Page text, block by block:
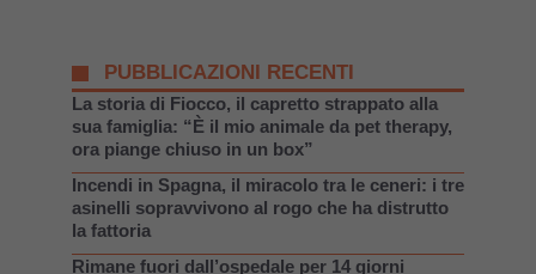
PUBBLICAZIONI RECENTI
La storia di Fiocco, il capretto strappato alla
sua famiglia: “È il mio animale da pet therapy,
ora piange chiuso in un box”
Incendi in Spagna, il miracolo tra le ceneri: i tre
asinelli sopravvivono al rogo che ha distrutto
la fattoria
Rimane fuori dall’ospedale per 14 giorni